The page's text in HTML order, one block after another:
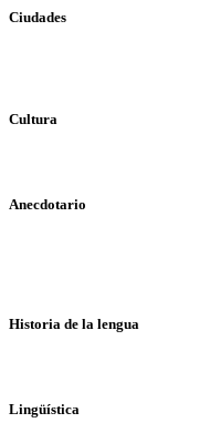
Ciudades
Cultura
Anecdotario
Historia de la lengua
Lingüística